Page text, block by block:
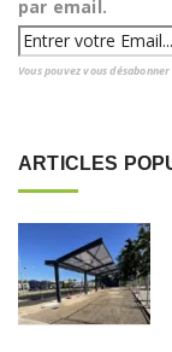
par email.
Vous pouvez vous
ARTICLES